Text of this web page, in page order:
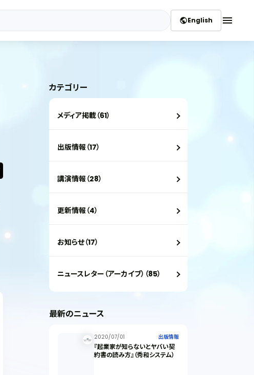
publicEnglish menu
カテゴリー
メディア掲載（61）
出版情報（17）
講演情報（28）
更新情報（4）
お知らせ（17）
ニュースレター（アーカイブ）（85）
最新のニュース
2020/07/01 出版情報
『起業家が知らないとヤバい契
約書の読み方』（秀和システム）